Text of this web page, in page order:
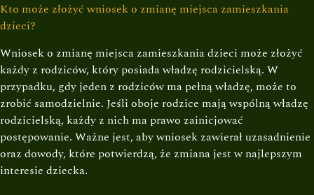
Kto może złożyć wniosek o zmianę miejsca zamieszkania
dzieci?
Wniosek o zmianę miejsca zamieszkania dzieci może złożyć
każdy z rodziców, który posiada władzę rodzicielską. W
przypadku, gdy jeden z rodziców ma pełną władzę, może to
zrobić samodzielnie. Jeśli oboje rodzice mają wspólną władzę
rodzicielską, każdy z nich ma prawo zainicjować
postępowanie. Ważne jest, aby wniosek zawierał uzasadnienie
oraz dowody, które potwierdzą, że zmiana jest w najlepszym
interesie dziecka.